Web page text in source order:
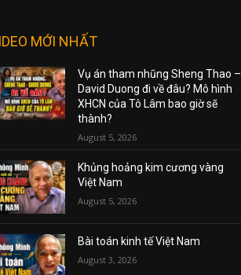
MỚI NHẤT
Vụ án tham nhũng Sheng Thao –
David Duong đi về đâu? Mô hình
XHCN của Tô Lâm bao giờ sẽ
thành?
August 5, 2026
Khủng hoảng kim cương vàng
Việt Nam
August 5, 2026
Bài toán kinh tế Việt Nam
August 3, 2026